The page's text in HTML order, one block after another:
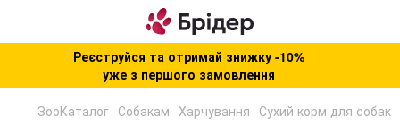
Реєструйся та отримай знижку -10%
уже з першого замовлення
ЗооКаталог Собакам Харчування Сухий корм для собак